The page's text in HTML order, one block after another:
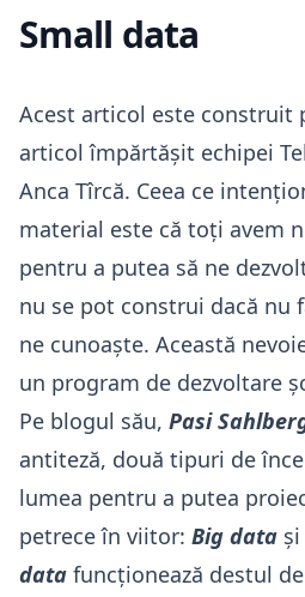
Small data
Acest articol este construit
articol împărtășit echipei
Anca Tîrcă. Ceea ce
material este că toți avem
pentru a putea să ne
nu se pot construi dacă nu
ne cunoaște. Această
un program de dezvoltare
Pe blogul său, Pasi
antiteză, două tipuri de
lumea pentru a putea
petrece în viitor: Big data și
data funcționează destul